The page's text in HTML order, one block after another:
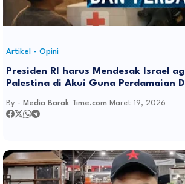
Artikel - Opini
Presiden RI harus Mendesak Israel
Palestina di Akui Guna Perdamaian
By - Media Barak Time.com Maret 19, 2026